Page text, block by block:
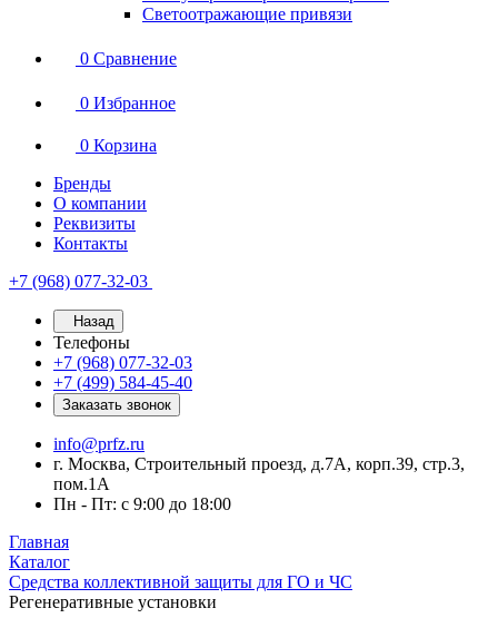
Светоотражающие привязи
0 Сравнение
0 Избранное
0 Корзина
Бренды
О компании
Реквизиты
Контакты
+7 (968) 077-32-03
Назад
Телефоны
+7 (968) 077-32-03
+7 (499) 584-45-40
Заказать звонок
info@prfz.ru
г. Москва, Строительный проезд, д.7А, корп.39, стр.3,
пом.1А
Пн - Пт: с 9:00 до 18:00
Главная
Каталог
Средства коллективной защиты для ГО и ЧС
Регенеративные установки